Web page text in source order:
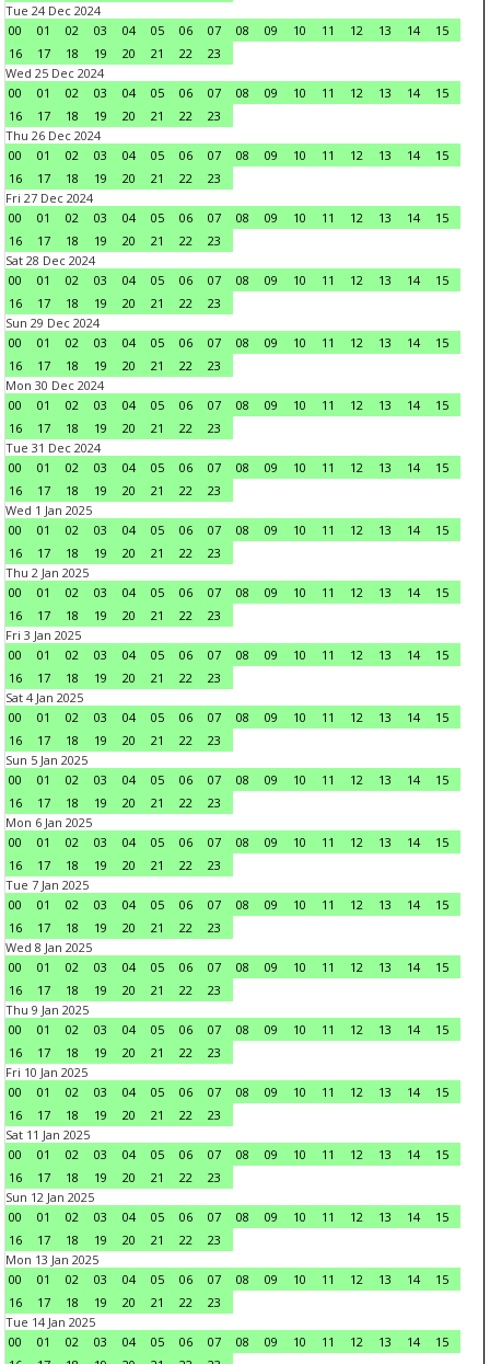
Tue 24 Dec 2024
00
01 02 03 04 05 06 07 08 09 10 11 12 13 14
15
16
17 18 19 20 21 22
23
Wed 25 Dec 2024
00
01 02 03 04 05 06 07 08 09 10 11 12 13 14
15
16
17 18 19 20 21 22
23
Thu 26 Dec 2024
00
01 02 03 04 05 06 07 08 09 10 11 12 13 14
15
16
17 18 19 20 21 22
23
Fri 27 Dec 2024
00
01 02 03 04 05 06 07 08 09 10 11 12 13 14
15
16
17 18 19 20 21 22
23
Sat 28 Dec 2024
00
01 02 03 04 05 06 07 08 09 10 11 12 13 14
15
16
17 18 19 20 21 22
23
Sun 29 Dec 2024
00
01 02 03 04 05 06 07 08 09 10 11 12 13 14
15
16
17 18 19 20 21 22
23
Mon 30 Dec 2024
00
01 02 03 04 05 06 07 08 09 10 11 12 13 14
15
16
17 18 19 20 21 22
23
Tue 31 Dec 2024
00
01 02 03 04 05 06 07 08 09 10 11 12 13 14
15
16
17 18 19 20 21 22
23
Wed 1 Jan 2025
00
01 02 03 04 05 06 07 08 09 10 11 12 13 14
15
16
17 18 19 20 21 22
23
Thu 2 Jan 2025
00
01 02 03 04 05 06 07 08 09 10 11 12 13 14
15
16
17 18 19 20 21 22
23
Fri 3 Jan 2025
00
01 02 03 04 05 06 07 08 09 10 11 12 13 14
15
16
17 18 19 20 21 22
23
Sat 4 Jan 2025
00
01 02 03 04 05 06 07 08 09 10 11 12 13 14
15
16
17 18 19 20 21 22
23
Sun 5 Jan 2025
00
01 02 03 04 05 06 07 08 09 10 11 12 13 14
15
16
17 18 19 20 21 22
23
Mon 6 Jan 2025
00
01 02 03 04 05 06 07 08 09 10 11 12 13 14
15
16
17 18 19 20 21 22
23
Tue 7 Jan 2025
00
01 02 03 04 05 06 07 08 09 10 11 12 13 14
15
16
17 18 19 20 21 22
23
Wed 8 Jan 2025
00
01 02 03 04 05 06 07 08 09 10 11 12 13 14
15
16
17 18 19 20 21 22
23
Thu 9 Jan 2025
00
01 02 03 04 05 06 07 08 09 10 11 12 13 14
15
16
17 18 19 20 21 22
23
Fri 10 Jan 2025
00
01 02 03 04 05 06 07 08 09 10 11 12 13 14
15
16
17 18 19 20 21 22
23
Sat 11 Jan 2025
00
01 02 03 04 05 06 07 08 09 10 11 12 13 14
15
16
17 18 19 20 21 22
23
Sun 12 Jan 2025
00
01 02 03 04 05 06 07 08 09 10 11 12 13 14
15
16
17 18 19 20 21 22
23
Mon 13 Jan 2025
00
01 02 03 04 05 06 07 08 09 10 11 12 13 14
15
16
17 18 19 20 21 22
23
Tue 14 Jan 2025
00
01 02 03 04 05 06 07 08 09 10 11 12 13 14
15